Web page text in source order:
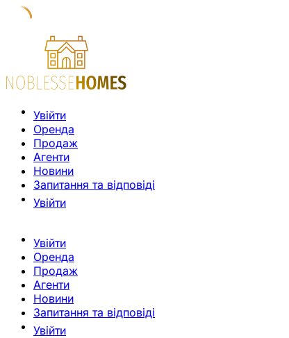
Увійти
Оренда
Продаж
Агенти
Новини
Запитання та відповіді
Увійти
Увійти
Оренда
Продаж
Агенти
Новини
Запитання та відповіді
Увійти